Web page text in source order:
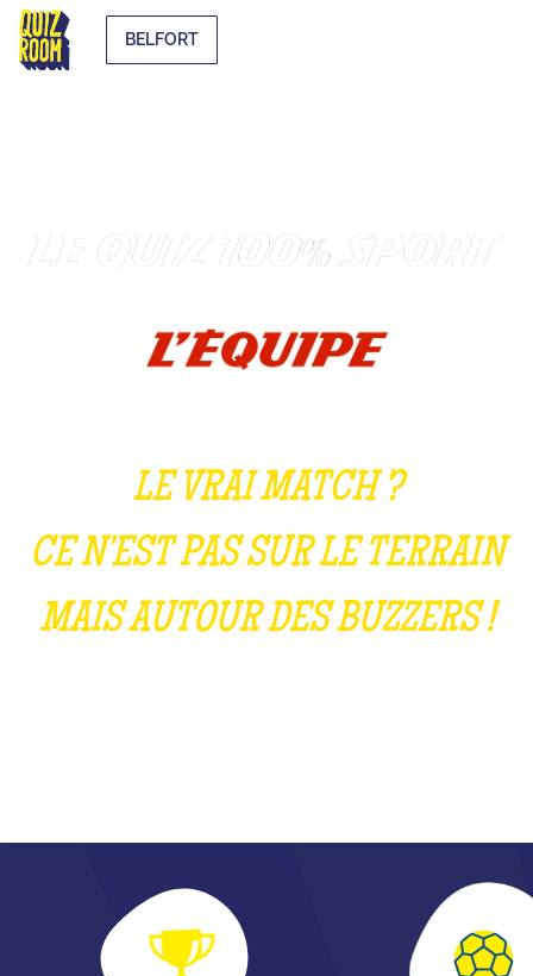
BELFORT
LE VRAI MATCH ?
CE N'EST PAS SUR LE TERRAIN
MAIS AUTOUR DES BUZZERS !